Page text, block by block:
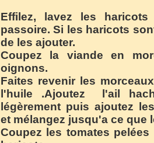
Effilez, lavez les
passoire. Si les haricots
de les ajouter.
Coupez la viande en
oignons.
Faites revenir les
l'huile .Ajoutez l'ail
légèrement puis ajoutez
et mélangez jusqu'a ce que
Coupez les tomates